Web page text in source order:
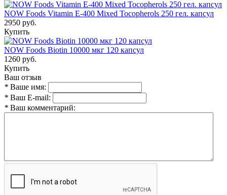
NOW Foods Vitamin E-400 Mixed Tocopherols 250 гел. капсул
2950 руб.
Купить
NOW Foods Biotin 10000 мкг 120 капсул
1260 руб.
Купить
Ваш отзыв
* Ваше имя:
* Ваш E-mail:
* Ваш комментарий: